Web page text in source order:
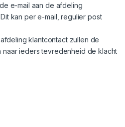
e-mail aan de afdeling
kan per e-mail, regulier post
klantcontact zullen de
ieders tevredenheid de klacht